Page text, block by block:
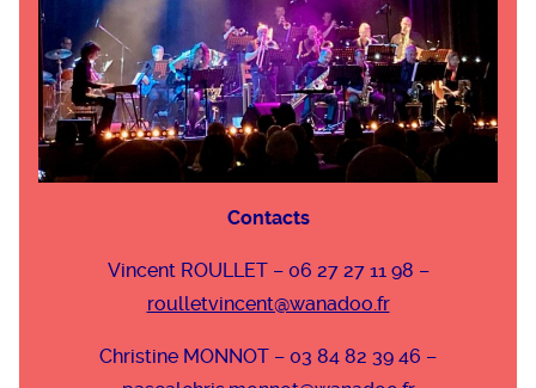
Contacts
Vincent ROULLET – 06 27 27 11 98 –
roulletvincent@wanadoo.fr
Christine MONNOT – 03 84 82 39 46 –